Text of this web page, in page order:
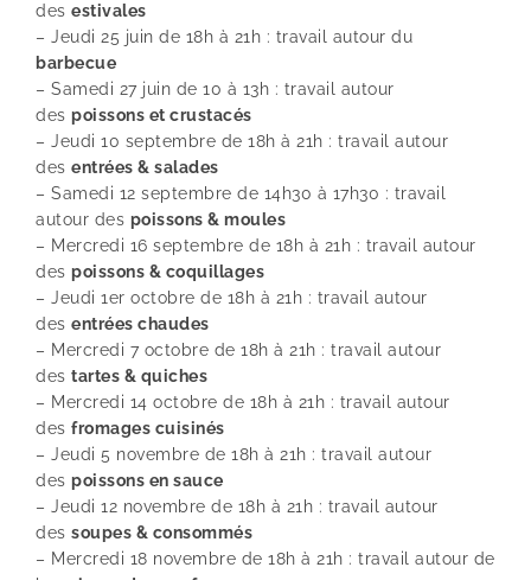
des estivales
– Jeudi 25 juin de 18h à 21h : travail autour du
barbecue
– Samedi 27 juin de 10 à 13h : travail autour
des poissons et crustacés
– Jeudi 10 septembre de 18h à 21h : travail autour
des entrées & salades
– Samedi 12 septembre de 14h30 à 17h30 : travail
autour des poissons & moules
– Mercredi 16 septembre de 18h à 21h : travail autour
des poissons & coquillages
– Jeudi 1er octobre de 18h à 21h : travail autour
des entrées chaudes
– Mercredi 7 octobre de 18h à 21h : travail autour
des tartes & quiches
– Mercredi 14 octobre de 18h à 21h : travail autour
des fromages cuisinés
– Jeudi 5 novembre de 18h à 21h : travail autour
des poissons en sauce
– Jeudi 12 novembre de 18h à 21h : travail autour
des soupes & consommés
– Mercredi 18 novembre de 18h à 21h : travail autour de